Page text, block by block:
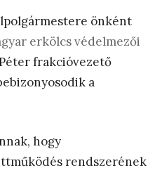
önként
erkölcs védelmezői
frakcióvezető
a
hogy
rendszerének